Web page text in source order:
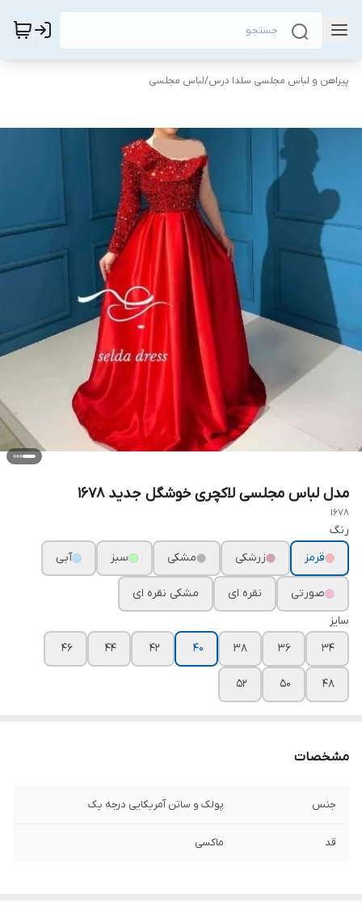
پیراهن و لباس مجلسی سلدا درس/لباس مجلسی
مدل لباس مجلسی لاکچری خوشگل جدید ۱۶۷۸
1678
رنگ
قرمز
زرشکی مشکی سبز آبی
صورتی نقره ای
مشکی نقره ای
سایز
۳۴
۳۶ ۳۸ ۴۰ ۴۲ ۴۴ ۴۶
۴۸ ۵۰ ۵۲
مشخصات
جنس پولک و ساتن آمریکایی درجه یک
قد ماکسی